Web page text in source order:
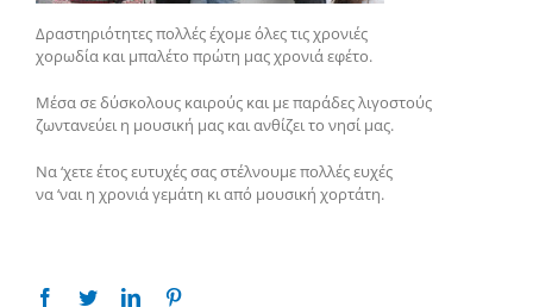
Δραστηριότητες πολλές έχομε όλες τις χρονιές
χορωδία και μπαλέτο πρώτη μας χρονιά εφέτο.
Μέσα σε δύσκολους καιρούς και με παράδες λιγοστούς
ζωντανεύει η μουσική μας και ανθίζει το νησί μας.
Να ‘χετε έτος ευτυχές σας στέλνουμε πολλές ευχές
να ‘ναι η χρονιά γεμάτη κι από μουσική χορτάτη.
Facebook
TwitterLinkedin